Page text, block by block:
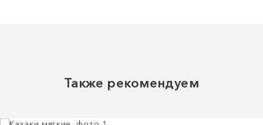
Также рекомендуем